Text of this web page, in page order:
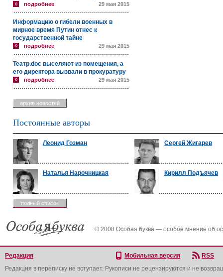
подробнее 29 мая 2015
Информацию о гибели военных в
мирное время Путин отнес к
государственной тайне
подробнее 29 мая 2015
Театр.doc выселяют из помещения, а
его директора вызвали в прокуратуру
подробнее 29 мая 2015
архив новостей
Постоянные авторы
Леонид Гозман Сергей Жигарев
Наталья Нарочницкая Кирилл Подъячев
полный список
© 2008 Особая буква — особое мнение об
Редакция Мобильная версия
RSS
Редакция в переписку не вступает. Рукописи не рецензируются и не